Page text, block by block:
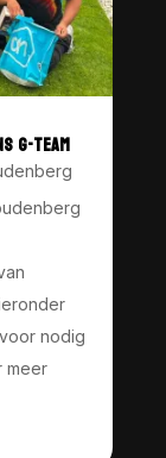
G-TEAM
nodig
meer